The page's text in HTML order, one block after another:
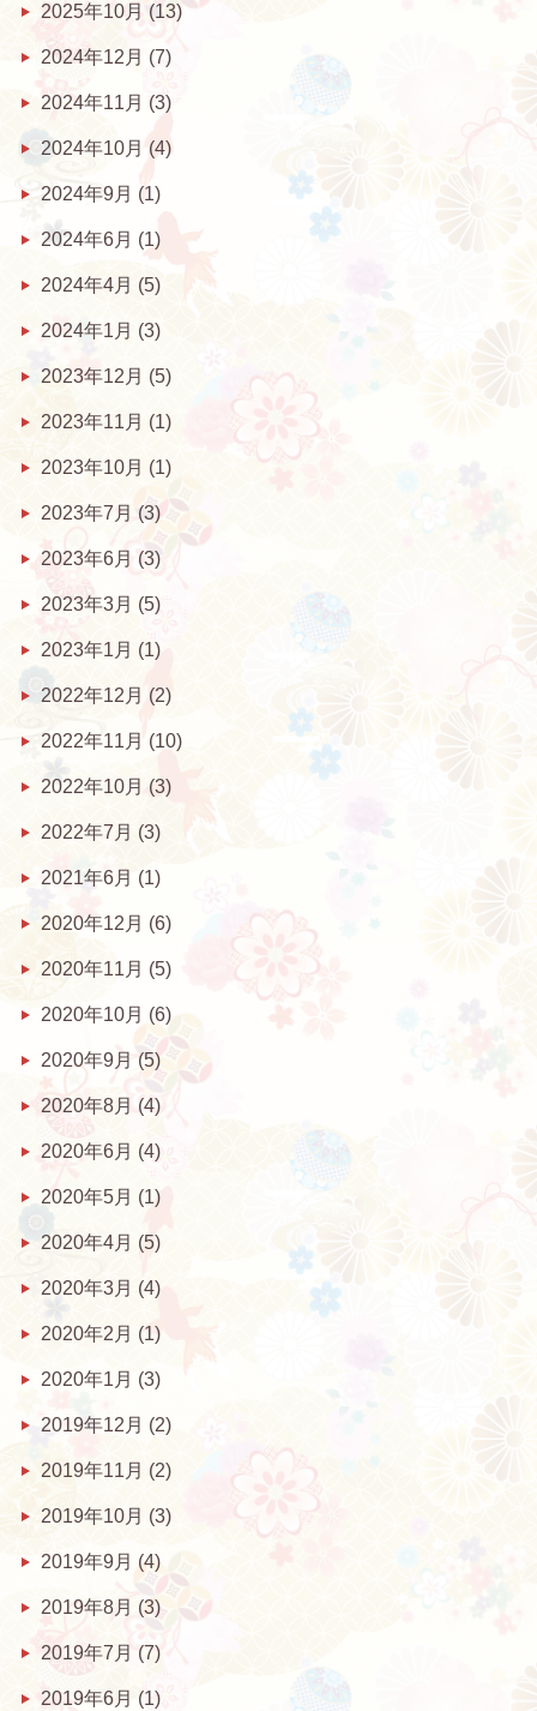
2025年10月 (13)
2024年12月 (7)
2024年11月 (3)
2024年10月 (4)
2024年9月 (1)
2024年6月 (1)
2024年4月 (5)
2024年1月 (3)
2023年12月 (5)
2023年11月 (1)
2023年10月 (1)
2023年7月 (3)
2023年6月 (3)
2023年3月 (5)
2023年1月 (1)
2022年12月 (2)
2022年11月 (10)
2022年10月 (3)
2022年7月 (3)
2021年6月 (1)
2020年12月 (6)
2020年11月 (5)
2020年10月 (6)
2020年9月 (5)
2020年8月 (4)
2020年6月 (4)
2020年5月 (1)
2020年4月 (5)
2020年3月 (4)
2020年2月 (1)
2020年1月 (3)
2019年12月 (2)
2019年11月 (2)
2019年10月 (3)
2019年9月 (4)
2019年8月 (3)
2019年7月 (7)
2019年6月 (1)